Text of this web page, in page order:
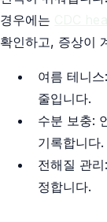
경우에는
확인하고, 증상이
여름 테니
줄입니다.
수분 보충:
기록합니다.
전해질 관
정합니다.